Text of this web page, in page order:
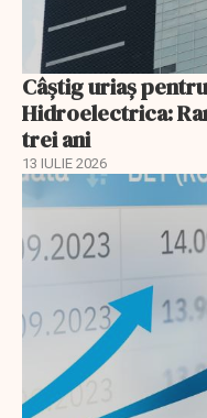
Câștig uriaș
Hidroelectrica:
trei ani
13 IULIE 2026